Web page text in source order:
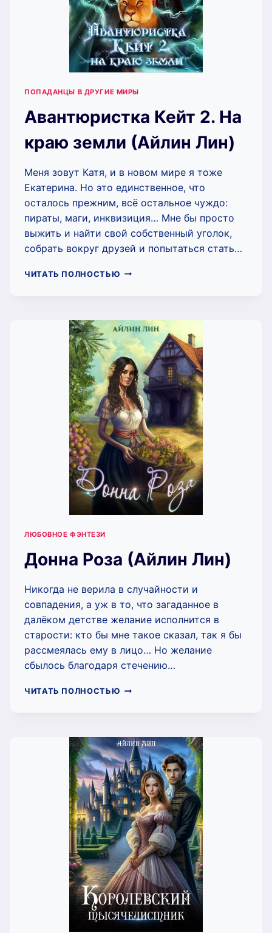
ПОПАДАНЦЫ В ДРУГИЕ МИРЫ
Авантюристка Кейт 2. На
краю земли (Айлин Лин)
Меня зовут Катя, и в новом мире я тоже
Екатерина. Но это единственное, что
осталось прежним, всё остальное чуждо:
пираты, маги, инквизиция… Мне бы просто
выжить и найти свой собственный уголок,
собрать вокруг друзей и попытаться стать…
ЧИТАТЬ ПОЛНОСТЬЮ АВАНТЮРИСТКА
КРАЮ
ЗЕМЛИ
(АЙЛИН
ЛИН)
ЛЮБОВНОЕ ФЭНТЕЗИ
Донна Роза (Айлин Лин)
Никогда не верила в случайности и
совпадения, а уж в то, что загаданное в
далёком детстве желание исполнится в
старости: кто бы мне такое сказал, так я бы
рассмеялась ему в лицо… Но желание
сбылось благодаря стечению…
ЧИТАТЬ ПОЛНОСТЬЮ ДОННА